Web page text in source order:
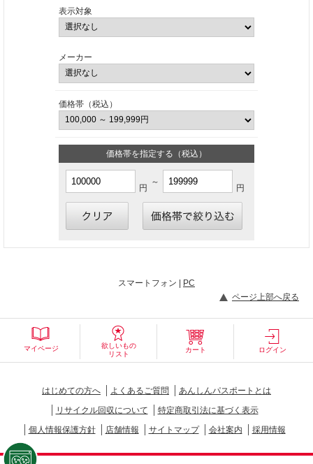
表示対象
メーカー
価格帯（税込）
価格帯を指定する（税込）
円
～
円
スマートフォン | PC
ページ上部へ戻る
マイページ
欲しいもの
リスト
カート ログイン
はじめての方へ よくあるご質問
あんしんパスポートとは
リサイクル回収について
特定商取引法に基づく表示
個人情報保護方針
店舗情報 サイトマップ 会社案内 採用情報